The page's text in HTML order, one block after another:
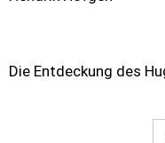
Die Entdeckung des